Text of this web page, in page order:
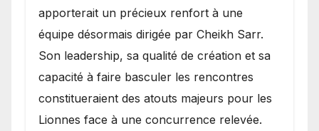
apporterait un précieux renfort à une
équipe désormais dirigée par Cheikh Sarr.
Son leadership, sa qualité de création et sa
capacité à faire basculer les rencontres
constitueraient des atouts majeurs pour les
Lionnes face à une concurrence relevée.